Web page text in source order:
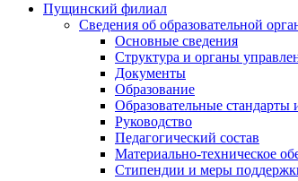
Пущинский филиал
Сведения об образовательной
Основные сведения
Структура и органы
Документы
Образование
Образовательные стандарты
Руководство
Педагогический состав
Материально-техническое
Стипендии и меры